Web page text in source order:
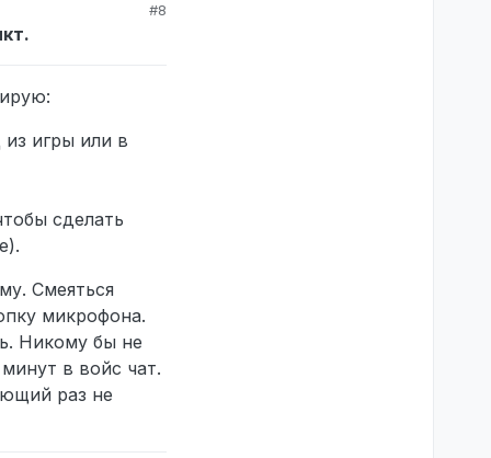
#8
игры или в
сделать
Смеяться
микрофона.
Никому бы не
в войс чат.
раз не